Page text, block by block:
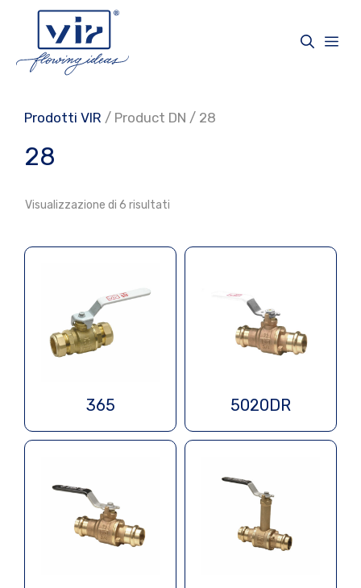
contenuto
Prodotti VIR / Product DN / 28
28
Visualizzazione di 6 risultati
365 5020DR